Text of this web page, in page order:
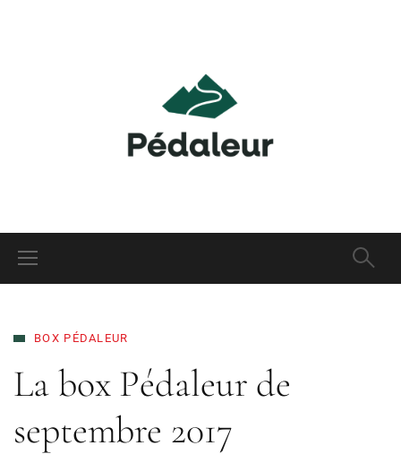
BOX PÉDALEUR
La box Pédaleur de
septembre 2017